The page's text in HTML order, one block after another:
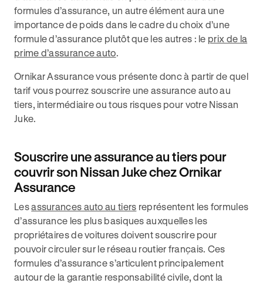
formules d’assurance, un autre élément aura une
importance de poids dans le cadre du choix d’une
formule d’assurance plutôt que les autres : le prix de la
prime d’assurance auto.
Ornikar Assurance vous présente donc à partir de quel
tarif vous pourrez souscrire une assurance auto au
tiers, intermédiaire ou tous risques pour votre Nissan
Juke.
Souscrire une assurance au tiers pour
couvrir son Nissan Juke chez Ornikar
Assurance
Lesassurances auto au tiers représentent les formules
d’assurance les plus basiques auxquelles les
propriétaires de voitures doivent souscrire pour
pouvoir circuler sur le réseau routier français. Ces
formules d’assurance s’articulent principalement
autour de la garantie responsabilité civile, dont la